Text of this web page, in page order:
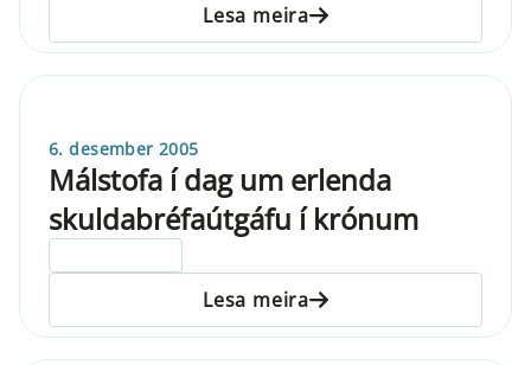
Lesa meira
6. desember 2005
Málstofa í dag um erlenda
skuldabréfaútgáfu í krónum
Lesa meira